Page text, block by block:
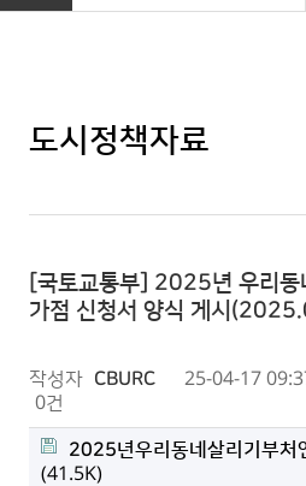
도시정책자료
[국토교통부] 2025년 우리동
가점 신청서 양식 게시
작성자 CBURC 25-04-17
0건
2025년우리동네살리기부처
(41.5K)